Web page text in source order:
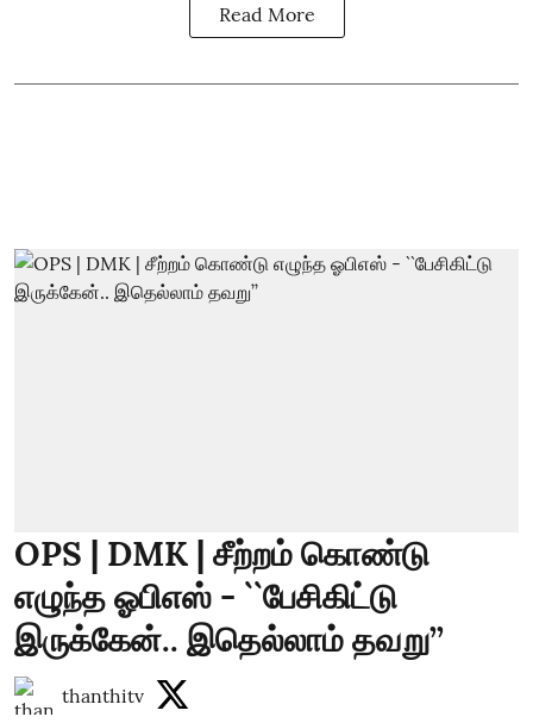
Read More
OPS | DMK | சீற்றம் கொண்டு
எழுந்த ஓபிஎஸ் - ``பேசிகிட்டு
இருக்கேன்.. இதெல்லாம் தவறு’’
thanthitv